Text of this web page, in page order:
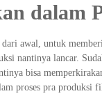
dalam
awal, untuk
nantinya lancar.
bisa
proses pra produksi